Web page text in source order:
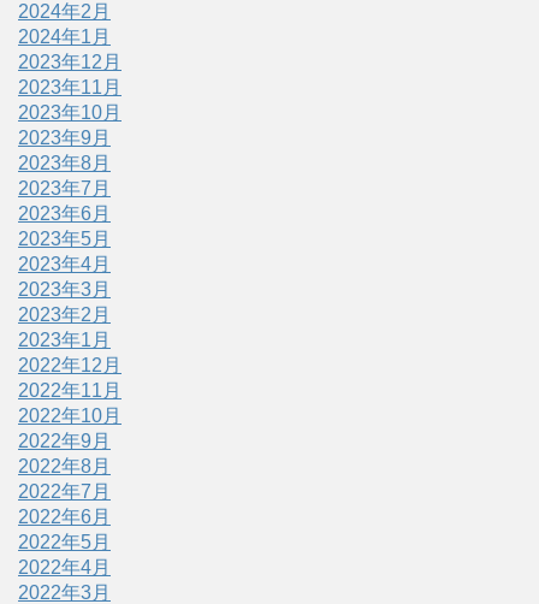
2024年2月
2024年1月
2023年12月
2023年11月
2023年10月
2023年9月
2023年8月
2023年7月
2023年6月
2023年5月
2023年4月
2023年3月
2023年2月
2023年1月
2022年12月
2022年11月
2022年10月
2022年9月
2022年8月
2022年7月
2022年6月
2022年5月
2022年4月
2022年3月